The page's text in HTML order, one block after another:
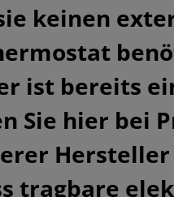
keinen
ist bereits
Sie hier bei
tragbare